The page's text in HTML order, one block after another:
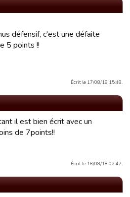
défensif, c'est une défaite
5 points !!
Écrit le 17/08/18 15:48.
il est bien écrit avec un
de 7points!!
Écrit le 18/08/18 02:47.